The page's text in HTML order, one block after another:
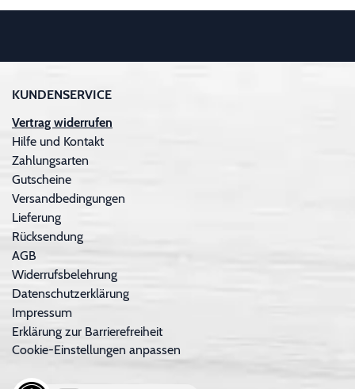
KUNDENSERVICE
Vertrag widerrufen
Hilfe und Kontakt
Zahlungsarten
Gutscheine
Versandbedingungen
Lieferung
Rücksendung
AGB
Widerrufsbelehrung
Datenschutzerklärung
Impressum
Erklärung zur Barrierefreiheit
Cookie-Einstellungen anpassen